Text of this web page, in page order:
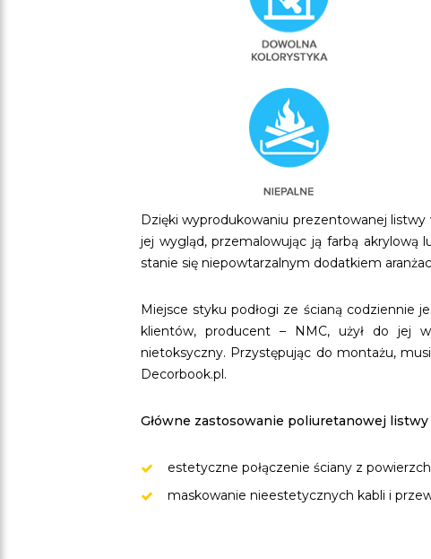
Dzięki wyprodukowaniu prezentowanej
jej wygląd, przemalowując ją farbą akrylową
stanie się niepowtarzalnym dodatkiem
Miejsce styku podłogi ze ścianą codziennie
klientów, producent – NMC, użył do jej
nietoksyczny. Przystępując do montażu,
Decorbook.pl.
Główne zastosowanie poliuretanowej listwy
estetyczne połączenie ściany z
maskowanie nieestetycznych kabli i